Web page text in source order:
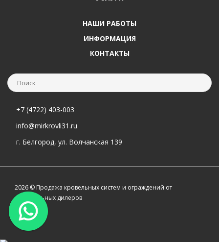
НАШИ РАБОТЫ
ИНФОРМАЦИЯ
КОНТАКТЫ
+7 (4722) 403-003
info@mirkrovli31.ru
г. Белгород, ул. Волчанская 139
2026 © Продажа кровельных систем и ограждений от
официальных дилеров